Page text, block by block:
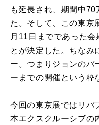
も延長され、期間中
た。そして、この東京
月11日までであった
とが決定した。ちなみ
ー。つまりジョンのバ
ーまでの開催という粋
今回の東京展ではリバ
本エクスクルーシブの